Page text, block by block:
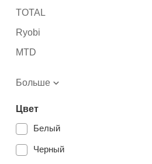
TOTAL
Ryobi
MTD
EMTOP
Black & Decker
Больше
Цвет
Белый
Черный